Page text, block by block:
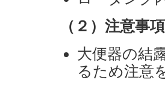
（２）注意事
大便器の結
るため注意